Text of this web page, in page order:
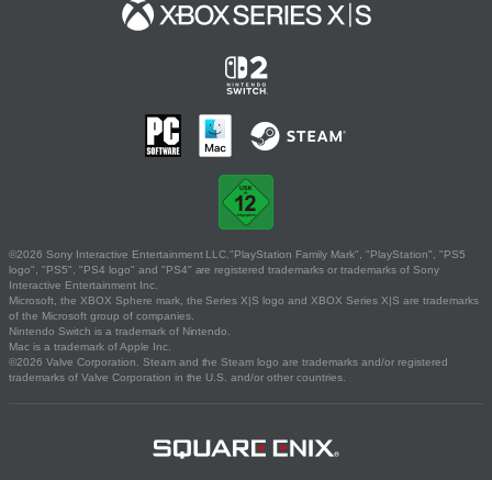
©2026 Sony Interactive Entertainment LLC."PlayStation Family Mark", "PlayStation", "PS5
logo", "PS5", "PS4 logo" and "PS4" are registered trademarks or trademarks of Sony
Interactive Entertainment Inc.
Microsoft, the XBOX Sphere mark, the Series X|S logo and XBOX Series X|S are trademarks
of the Microsoft group of companies.
Nintendo Switch is a trademark of Nintendo.
Mac is a trademark of Apple Inc.
©2026 Valve Corporation. Steam and the Steam logo are trademarks and/or registered
trademarks of Valve Corporation in the U.S. and/or other countries.